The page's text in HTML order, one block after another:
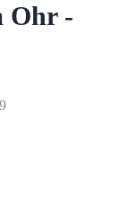
Ohr -